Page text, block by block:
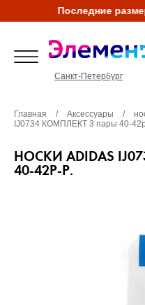
Последние
Санкт-Петербург
Главная / Аксессуары /
IJ0734 КОМПЛЕКТ 3 пары 40-
НОСКИ ADIDAS
40-42Р-Р.